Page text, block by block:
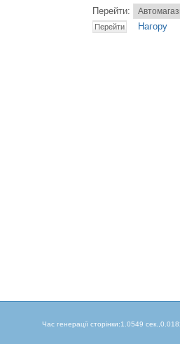
Перейти:
Нагору
Час генерації сторінки:1.0549